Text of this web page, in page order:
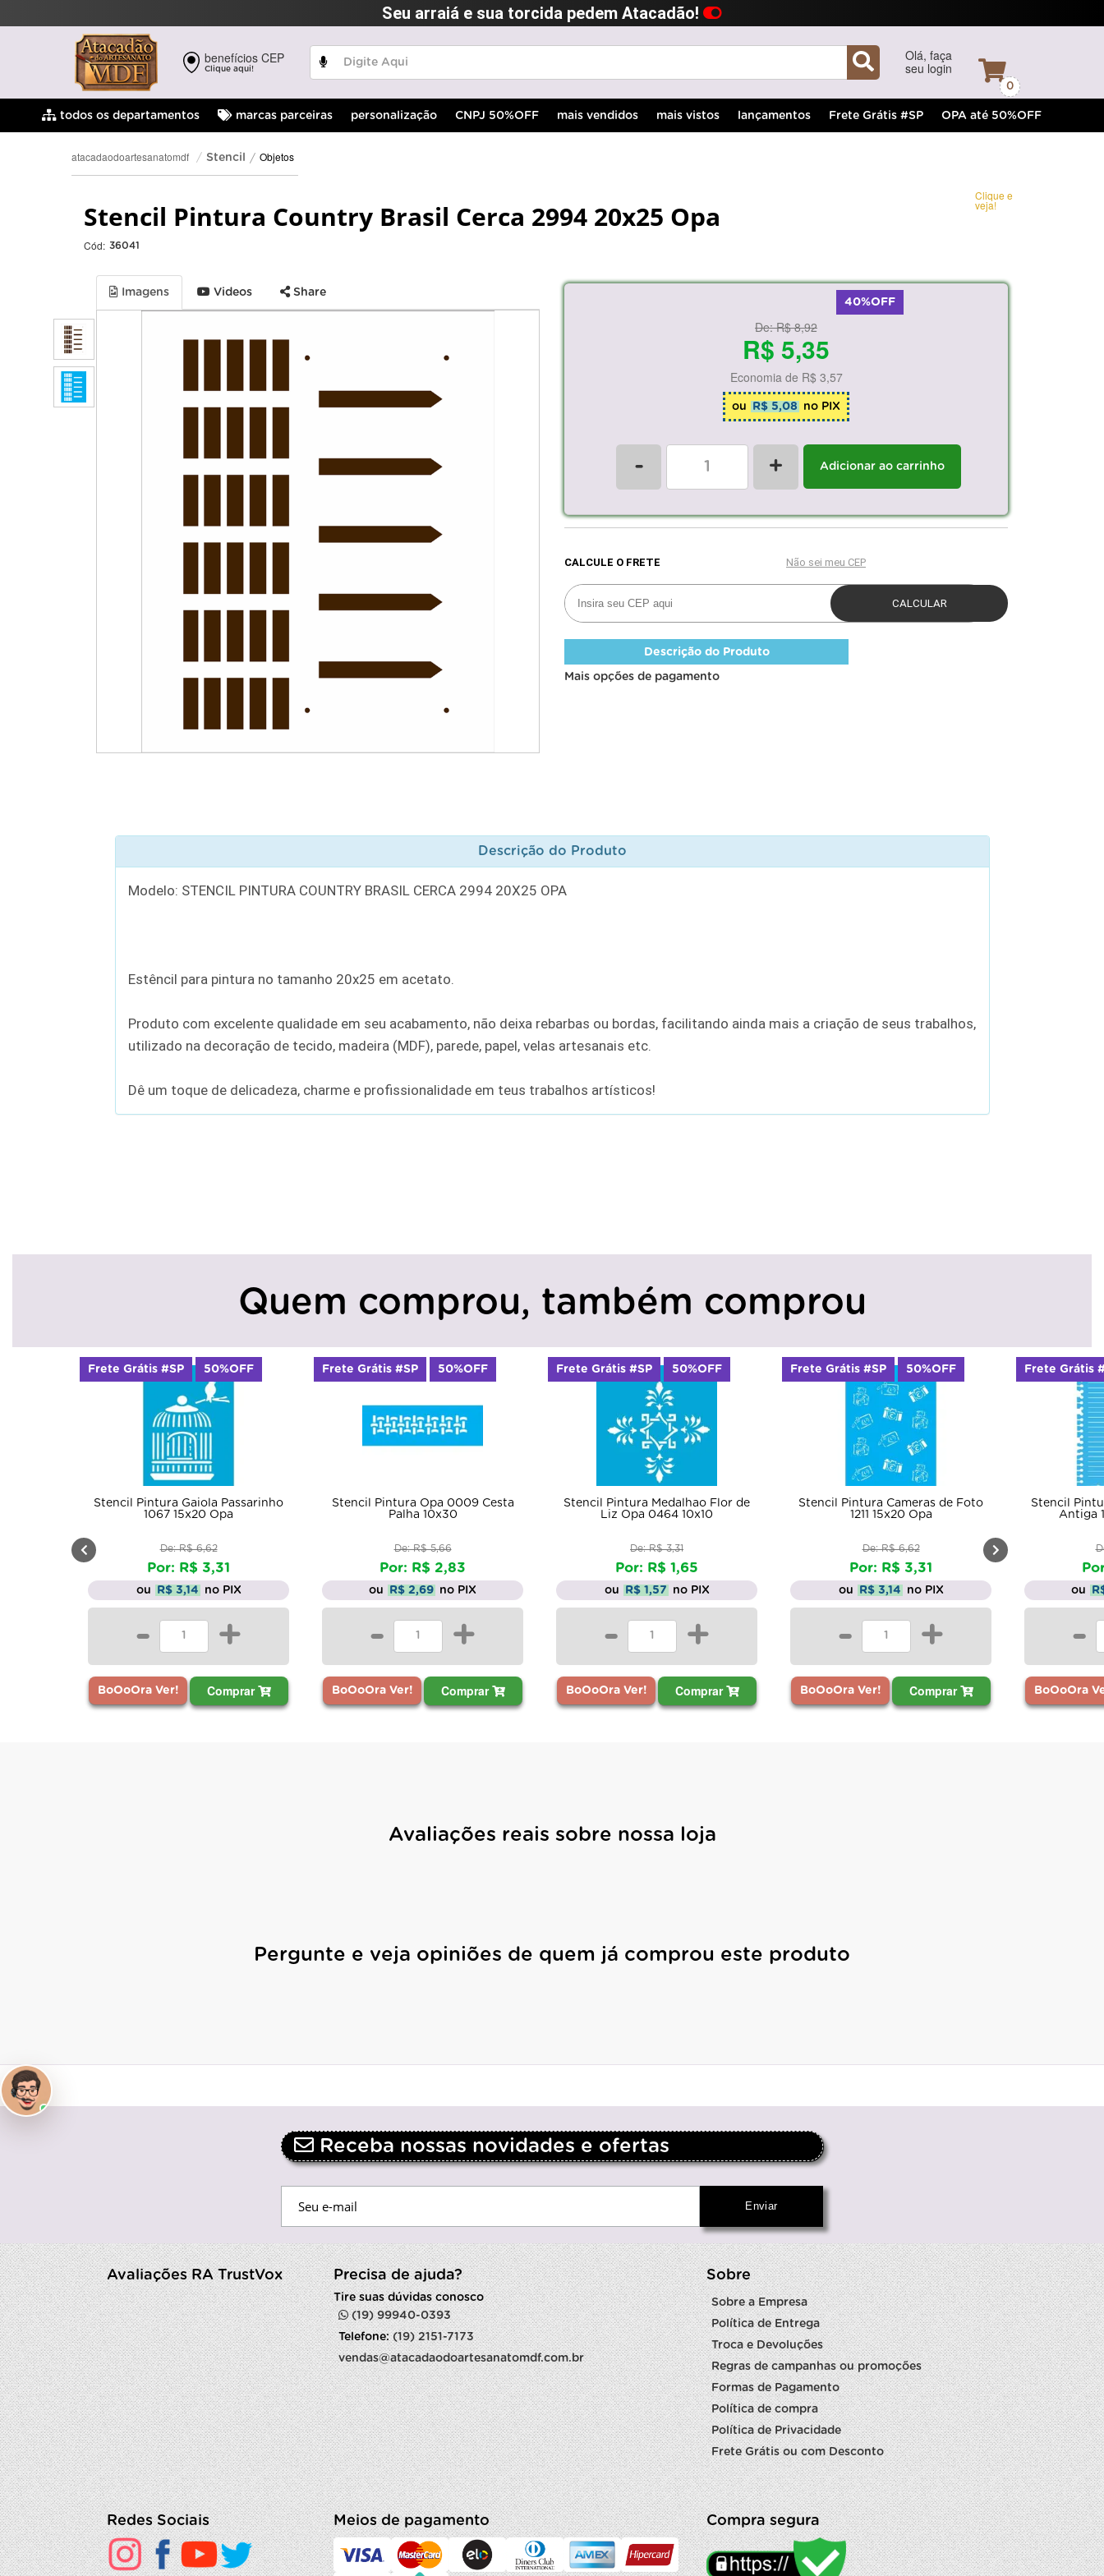
Seu arraiá e sua torcida pedem Atacadão!
benefícios CEP
Clique aqui!
Olá, faça
seu login
0
todos os departamentos marcas parceiras personalização CNPJ 50%OFF mais vendidos mais vistos lançamentos Frete Grátis #SP OPA até 50%OFF
atacadaodoartesanatomdf Stencil Objetos
Stencil Pintura Country Brasil Cerca 2994 20x25 Opa
Cód: 36041
Clique e
veja!
Imagens Videos
Share
40%OFF
De:R$ 8,92
R$ 5,35
Economia de R$ 3,57
ou R$ 5,08 no PIX
- + Adicionar ao carrinho
Descrição do Produto
Mais opções de pagamento
Descrição do Produto
Modelo: STENCIL PINTURA COUNTRY BRASIL CERCA 2994 20X25 OPA
Estêncil para pintura no tamanho 20x25 em acetato.
Produto com excelente qualidade em seu acabamento, não deixa rebarbas ou bordas, facilitando ainda mais a criação de seus trabalhos,
utilizado na decoração de tecido, madeira (MDF), parede, papel, velas artesanais etc.
Dê um toque de delicadeza, charme e profissionalidade em teus trabalhos artísticos!
Quem comprou, também comprou
Stencil Pintura Gaiola Passarinho
1067 15x20 Opa
De: R$ 6,62
Por: R$ 3,31
ou R$ 3,14 no PIX
- +
BoOoOra Ver! Comprar
Frete Grátis #SP 50%OFF
Stencil Pintura Opa 0009 Cesta
Palha 10x30
De: R$ 5,66
Por: R$ 2,83
ou R$ 2,69 no PIX
- +
BoOoOra Ver! Comprar
Frete Grátis #SP 50%OFF
Stencil Pintura Medalhao Flor de
Liz Opa 0464 10x10
De: R$ 3,31
Por: R$ 1,65
ou R$ 1,57 no PIX
- +
BoOoOra Ver! Comprar
Frete Grátis #SP 50%OFF
Stencil Pintura Cameras de Foto
1211 15x20 Opa
De: R$ 6,62
Por: R$ 3,31
ou R$ 3,14 no PIX
- +
BoOoOra Ver! Comprar
Frete Grátis #SP 50%OFF
Stencil
Antiga
ou
-
BoOoOra
Frete Grátis
Avaliações reais sobre nossa loja
Pergunte e veja opiniões de quem já comprou este produto
Receba nossas novidades e ofertas
Avaliações RA TrustVox Precisa de ajuda?
Tire suas dúvidas conosco
(19) 99940-0393
Telefone:(19) 2151-7173
vendas@atacadaodoartesanatomdf.com.br
Sobre
Sobre a Empresa
Política de Entrega
Troca e Devoluções
Regras de campanhas ou promoções
Formas de Pagamento
Política de compra
Política de Privacidade
Frete Grátis ou com Desconto
Redes Sociais Meios de pagamento Compra segura